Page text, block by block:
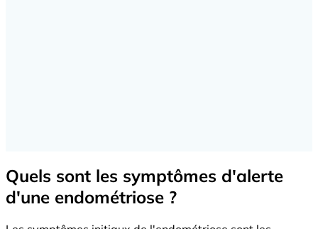
Quels sont les symptômes d'alerte
d'une endométriose ?